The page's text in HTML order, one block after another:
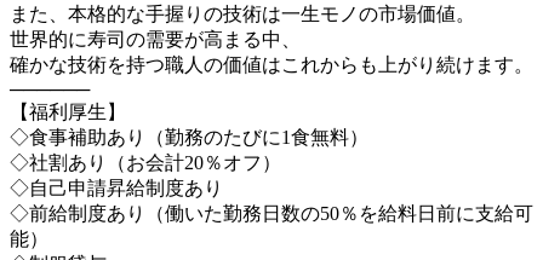
また、本格的な手握りの技術は一生モノの市場価値。
世界的に寿司の需要が高まる中、
確かな技術を持つ職人の価値はこれからも上がり続けます。
──────
【福利厚生】
◇食事補助あり（勤務のたびに1食無料）
◇社割あり（お会計20％オフ）
◇自己申請昇給制度あり
◇前給制度あり（働いた勤務日数の50％を給料日前に支給可
能）